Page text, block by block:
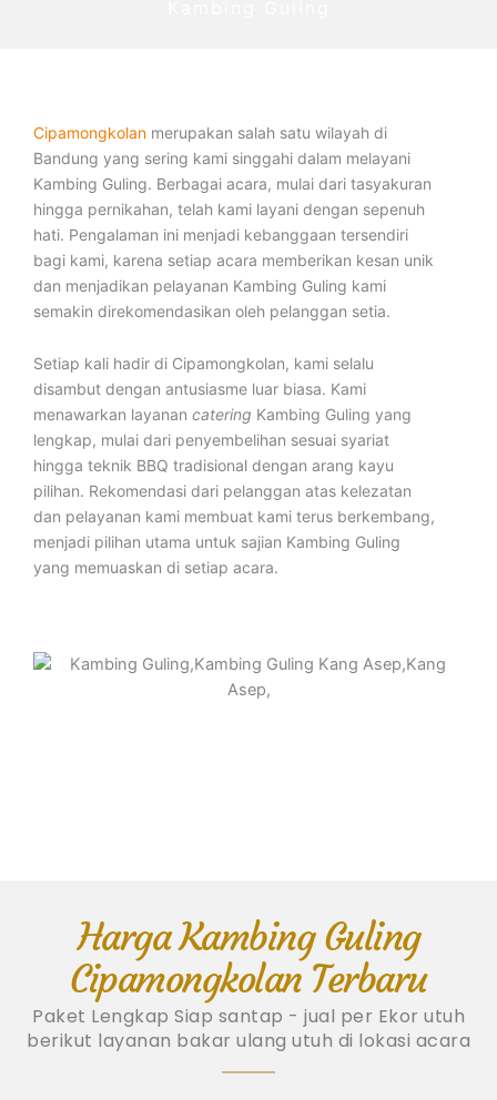
Cipamongkolan merupakan salah satu wilayah di
Bandung yang sering kami singgahi dalam melayani
Kambing Guling. Berbagai acara, mulai dari tasyakuran
hingga pernikahan, telah kami layani dengan sepenuh
hati. Pengalaman ini menjadi kebanggaan tersendiri
bagi kami, karena setiap acara memberikan kesan unik
dan menjadikan pelayanan Kambing Guling kami
semakin direkomendasikan oleh pelanggan setia.
Setiap kali hadir di Cipamongkolan, kami selalu
disambut dengan antusiasme luar biasa. Kami
menawarkan layanan catering Kambing Guling yang
lengkap, mulai dari penyembelihan sesuai syariat
hingga teknik BBQ tradisional dengan arang kayu
pilihan. Rekomendasi dari pelanggan atas kelezatan
dan pelayanan kami membuat kami terus berkembang,
menjadi pilihan utama untuk sajian Kambing Guling
yang memuaskan di setiap acara.
Harga Kambing Guling
Cipamongkolan Terbaru
Paket Lengkap Siap santap - jual per Ekor utuh
berikut layanan bakar ulang utuh di lokasi acara